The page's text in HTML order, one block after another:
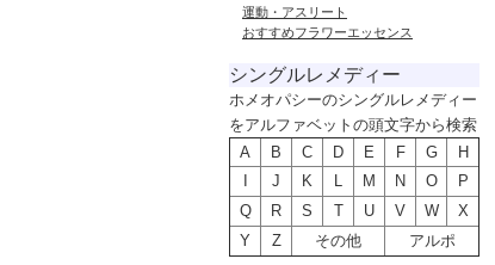
運動・アスリート
おすすめフラワーエッセンス
シングルレメディー
ホメオパシーのシングルレメディー
をアルファベットの頭文字から検索
A
B C D E F G
H
J K L M N O
P
Q
R S T U V W
X
Y
Z その他 アルポ